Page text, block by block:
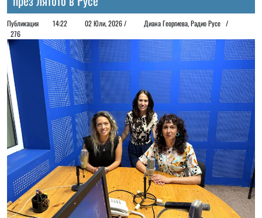
Публикация 14:22 02 Юли, 2026 /
Диана Георгиeва, Радио Русе /
276